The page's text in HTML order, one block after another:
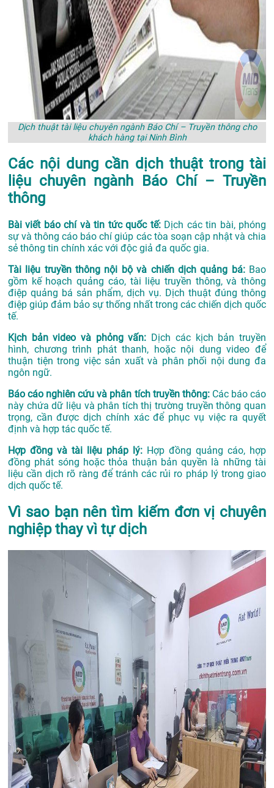
Dịch thuật tài liệu chuyên ngành Báo Chí – Truyền thông cho
khách hàng tại Ninh Bình
Các nội dung cần dịch thuật trong tài
liệu chuyên ngành Báo Chí – Truyền
thông
Bài viết báo chí và tin tức quốc tế: Dịch các tin bài, phóng
sự và thông cáo báo chí giúp các tòa soạn cập nhật và chia
sẻ thông tin chính xác với độc giả đa quốc gia.
Tài liệu truyền thông nội bộ và chiến dịch quảng bá: Bao
gồm kế hoạch quảng cáo, tài liệu truyền thông, và thông
điệp quảng bá sản phẩm, dịch vụ. Dịch thuật đúng thông
điệp giúp đảm bảo sự thống nhất trong các chiến dịch quốc
tế.
Kịch bản video và phỏng vấn: Dịch các kịch bản truyền
hình, chương trình phát thanh, hoặc nội dung video để
thuận tiện trong việc sản xuất và phân phối nội dung đa
ngôn ngữ.
Báo cáo nghiên cứu và phân tích truyền thông: Các báo cáo
này chứa dữ liệu và phân tích thị trường truyền thông quan
trọng, cần được dịch chính xác để phục vụ việc ra quyết
định và hợp tác quốc tế.
Hợp đồng và tài liệu pháp lý: Hợp đồng quảng cáo, hợp
đồng phát sóng hoặc thỏa thuận bản quyền là những tài
liệu cần dịch rõ ràng để tránh các rủi ro pháp lý trong giao
dịch quốc tế.
Vì sao bạn nên tìm kiếm đơn vị chuyên
nghiệp thay vì tự dịch